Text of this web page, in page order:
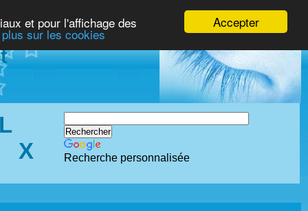
Accepter
et pour l'affichage des
sur les cookies
X
Recherche personnalisée